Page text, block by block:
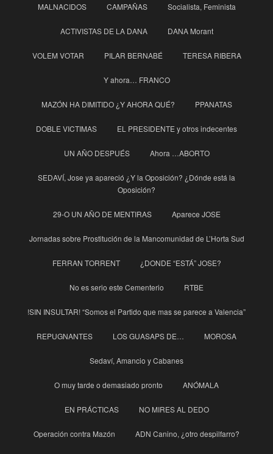
MALNACIDOS CAMPAÑAS Socialista, Feminista
ACTIVISTAS DE LA DANA DANA Morant
VOLEM VOTAR PILAR BERNABÉ TERESA RIBERA
Y ahora… FRANCO
MAZÓN HA DIMITIDO ¿Y AHORA QUÉ? PPANATAS
DOBLE VICTIMAS EL PRESIDENTE y otros indecentes
UN AÑO DESPUÉS Ahora …ABORTO
SEDAVÍ, Jose ya apareció ¿Y la Oposición? ¿Dónde está la
Oposición?
29-O UN AÑO DE MENTIRAS Aparece JOSE
Jornadas sobre Prostitución de la Mancomunidad de L’Horta Sud
FERRAN TORRENT ¿DONDE “ESTÁ” JOSE?
No es serio este Cementerio RTBE
!SIN INSULTAR! “Somos el Partido que mas se parece a Valencia”
REPUGNANTES LOS GUASAPS DE… MOROSA
Sedaví, Amancio y Cabanes
O muy tarde o demasiado pronto ANÓMALA
EN PRÁCTICAS NO MIRES AL DEDO
Operación contra Mazón ADN Canino, ¿otro despilfarro?